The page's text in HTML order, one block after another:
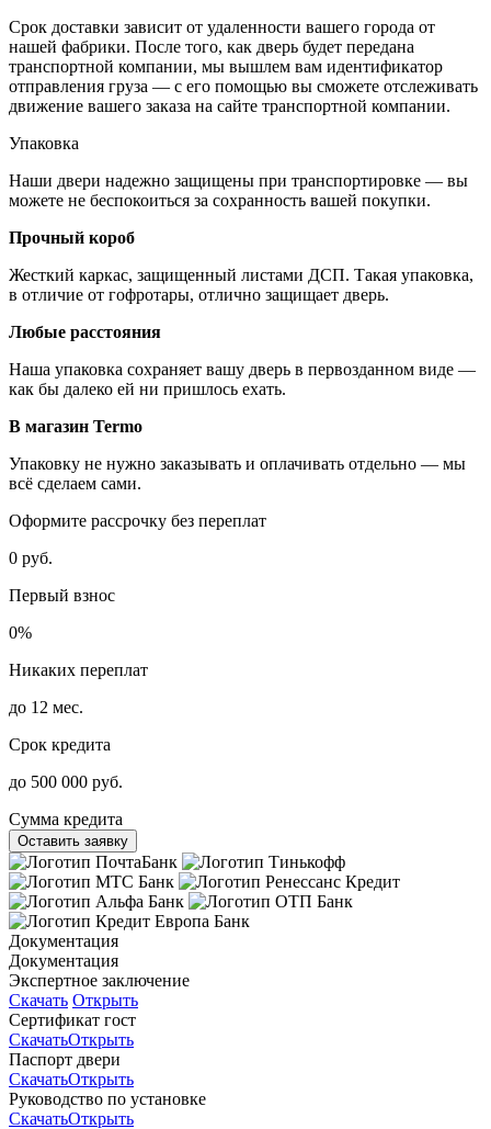
Срок доставки зависит от удаленности вашего города от
нашей фабрики. После того, как дверь будет передана
транспортной компании, мы вышлем вам идентификатор
отправления груза — с его помощью вы сможете отслеживать
движение вашего заказа на сайте транспортной компании.
Упаковка
Наши двери надежно защищены при транспортировке — вы
можете не беспокоиться за сохранность вашей покупки.
Прочный короб
Жесткий каркас, защищенный листами ДСП. Такая упаковка,
в отличие от гофротары, отлично защищает дверь.
Любые расстояния
Наша упаковка сохраняет вашу дверь в первозданном виде —
как бы далеко ей ни пришлось ехать.
В магазин Termo
Упаковку не нужно заказывать и оплачивать отдельно — мы
всё сделаем сами.
Оформите рассрочку без переплат
0 руб.
Первый взнос
0%
Никаких переплат
до 12 мес.
Срок кредита
до 500 000 руб.
Сумма кредита
Оставить заявку
Документация
Документация
Экспертное заключение
Скачать Открыть
Сертификат гост
СкачатьОткрыть
Паспорт двери
СкачатьОткрыть
Руководство по установке
СкачатьОткрыть